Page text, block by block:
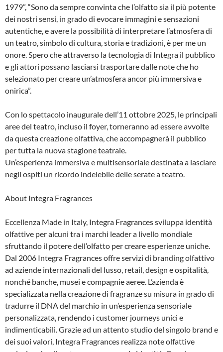
1979”, “Sono da sempre convinta che l’olfatto sia il più potente
dei nostri sensi, in grado di evocare immagini e sensazioni
autentiche, e avere la possibilità di interpretare l’atmosfera di
un teatro, simbolo di cultura, storia e tradizioni, è per me un
onore. Spero che attraverso la tecnologia di Integra il pubblico
e gli attori possano lasciarsi trasportare dalle note che ho
selezionato per creare un’atmosfera ancor più immersiva e
onirica”.
Con lo spettacolo inaugurale dell’11 ottobre 2025, le principali
aree del teatro, incluso il foyer, torneranno ad essere avvolte
da questa creazione olfattiva, che accompagnerà il pubblico
per tutta la nuova stagione teatrale.
Un’esperienza immersiva e multisensoriale destinata a lasciare
negli ospiti un ricordo indelebile delle serate a teatro.
About Integra Fragrances
Eccellenza Made in Italy, Integra Fragrances sviluppa identità
olfattive per alcuni tra i marchi leader a livello mondiale
sfruttando il potere dell’olfatto per creare esperienze uniche.
Dal 2006 Integra Fragrances offre servizi di branding olfattivo
ad aziende internazionali del lusso, retail, design e ospitalità,
nonché banche, musei e compagnie aeree. L’azienda è
specializzata nella creazione di fragranze su misura in grado di
tradurre il DNA del marchio in un’esperienza sensoriale
personalizzata, rendendo i customer journeys unici e
indimenticabili. Grazie ad un attento studio del singolo brand e
dei suoi valori, Integra Fragrances realizza note olfattive